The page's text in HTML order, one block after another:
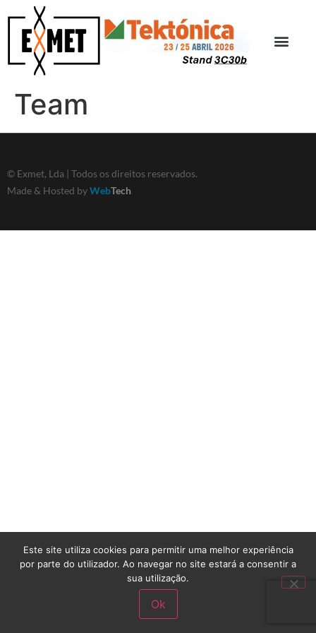
Team
© Exmet, Lda | Todos os direitos reservados.
Made & Hosted byWebTech
Este site utiliza cookies para permitir uma melhor experiência
por parte do utilizador. Ao navegar no site estará a consentir a
sua utilização.
Ok